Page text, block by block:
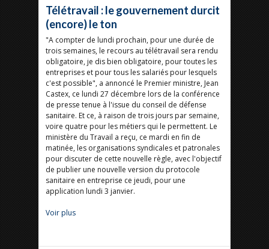
Télétravail : le gouvernement durcit
(encore) le ton
"A compter de lundi prochain, pour une durée de
trois semaines, le recours au télétravail sera rendu
obligatoire, je dis bien obligatoire, pour toutes les
entreprises et pour tous les salariés pour lesquels
c'est possible", a annoncé le Premier ministre, Jean
Castex, ce lundi 27 décembre lors de la conférence
de presse tenue à l'issue du conseil de défense
sanitaire. Et ce, à raison de trois jours par semaine,
voire quatre pour les métiers qui le permettent. Le
ministère du Travail a reçu, ce mardi en fin de
matinée, les organisations syndicales et patronales
pour discuter de cette nouvelle règle, avec l'objectif
de publier une nouvelle version du protocole
sanitaire en entreprise ce jeudi, pour une
application lundi 3 janvier.
Voir plus